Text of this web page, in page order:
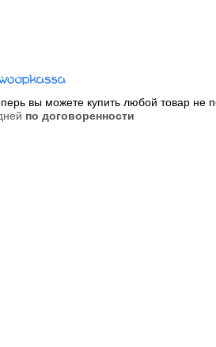
вы можете купить любой товар не
по договоренности